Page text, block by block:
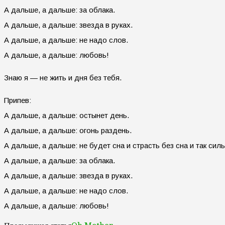
А дальше, а дальше: за облака.
А дальше, а дальше: звезда в руках.
А дальше, а дальше: не надо слов.
А дальше, а дальше: любовь!
Знаю я — не жить и дня без тебя.
Припев:
А дальше, а дальше: остынет день.
А дальше, а дальше: огонь раздень.
А дальше, а дальше: не будет сна и страсть без сна и так
А дальше, а дальше: за облака.
А дальше, а дальше: звезда в руках.
А дальше, а дальше: не надо слов.
А дальше, а дальше: любовь!